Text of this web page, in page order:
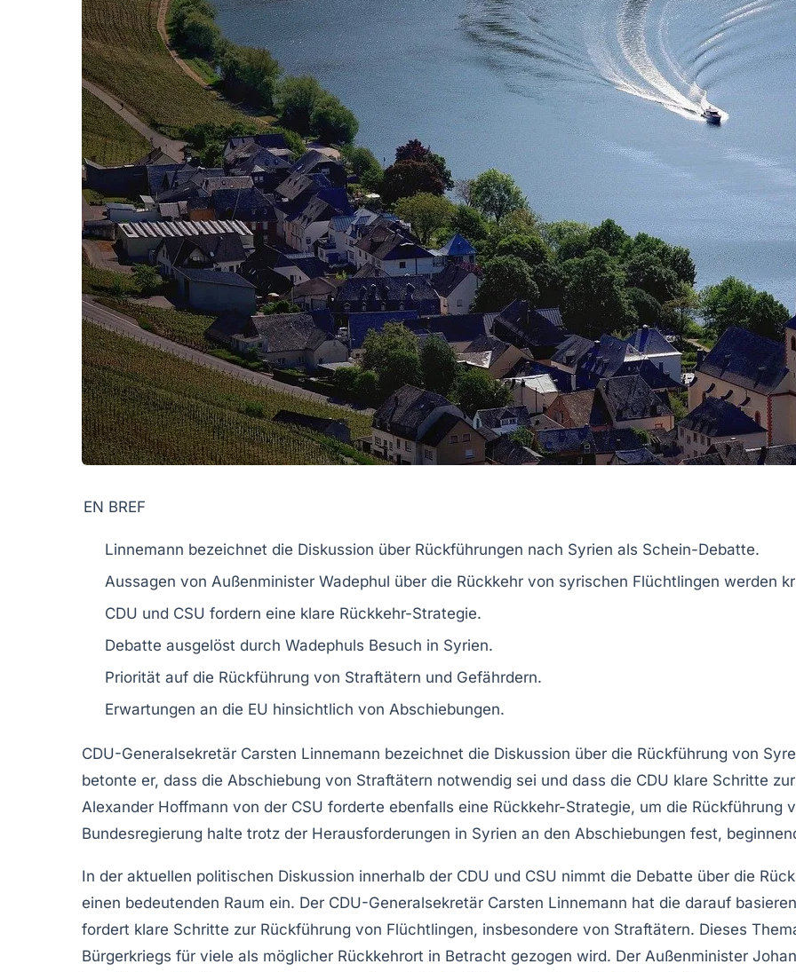
EN BREF
Linnemann bezeichnet die Diskussion über Rückführungen nach Syrien als Schein-Debatte.
Aussagen von Außenminister Wadephul über die Rückkehr von syrischen Flüchtlingen werden
CDU und CSU fordern eine klare Rückkehr-Strategie.
Debatte ausgelöst durch Wadephuls Besuch in Syrien.
Priorität auf die Rückführung von Straftätern und Gefährdern.
Erwartungen an die EU hinsichtlich von Abschiebungen.
CDU-Generalsekretär Carsten Linnemann bezeichnet die Diskussion über die Rückführung von
betonte er, dass die Abschiebung von Straftätern notwendig sei und dass die CDU klare Schritte
Alexander Hoffmann von der CSU forderte ebenfalls eine Rückkehr-Strategie, um die Rückführung
Bundesregierung halte trotz der Herausforderungen in Syrien an den Abschiebungen fest,
In der aktuellen politischen Diskussion innerhalb der CDU und CSU nimmt die Debatte über die
einen bedeutenden Raum ein. Der CDU-Generalsekretär Carsten Linnemann hat die darauf
fordert klare Schritte zur Rückführung von Flüchtlingen, insbesondere von Straftätern. Dieses
Bürgerkriegs für viele als möglicher Rückkehrort in Betracht gezogen wird. Der Außenminister